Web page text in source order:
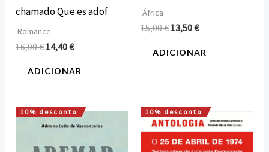
chamado Que es adof
Romance
16,00€ 14,40€
ADICIONAR
África
15,00€ 13,50€
ADICIONAR
10% desconto
O
preço
O
preço
10% desconto
O
preço
original
O
preço
atual